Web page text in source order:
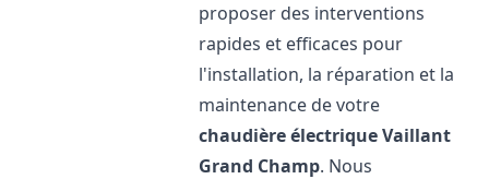
proposer des interventions
rapides et efficaces pour
l'installation, la réparation et la
maintenance de votre
chaudière électrique Vaillant
Grand Champ. Nous